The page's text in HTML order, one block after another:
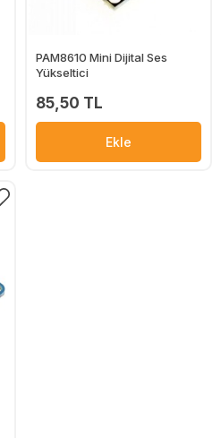
PAM8610 Mini Dijital Ses
Yükseltici
85,50 TL
Ekle